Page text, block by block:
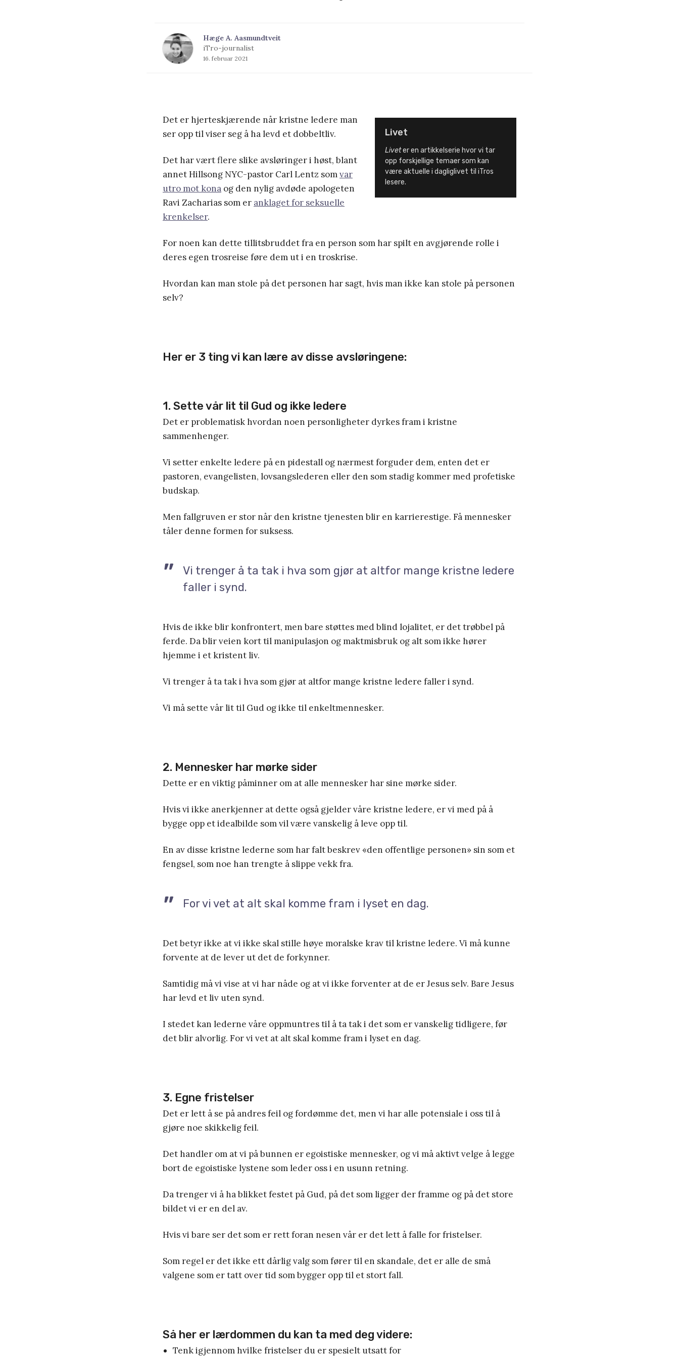
Hæge A. Aasmundtveit
iTro-journalist
16. februar 2021
Livet
Liveter en artikkelserie hvor vi tar
opp forskjellige temaer som kan
være aktuelle i dagliglivet til iTros
lesere.
Det er hjerteskjærende når kristne ledere man
ser opp til viser seg å ha levd et dobbeltliv.
Det har vært flere slike avsløringer i høst, blant
annet Hillsong NYC-pastor Carl Lentz somvar
utro mot kona og den nylig avdøde apologeten
Ravi Zacharias som er anklaget for seksuelle
krenkelser.
For noen kan dette tillitsbruddet fra en person som har spilt en avgjørende rolle i
deres egen trosreise føre dem ut i en troskrise.
Hvordan kan man stole på det personen har sagt, hvis man ikke kan stole på personen
selv?
Her er 3 ting vi kan lære av disse avsløringene:
1. Sette vår lit til Gud og ikke ledere
Det er problematisk hvordan noen personligheter dyrkes fram i kristne
sammenhenger.
Vi setter enkelte ledere på en pidestall og nærmest forguder dem, enten det er
pastoren, evangelisten, lovsangslederen eller den som stadig kommer med profetiske
budskap.
Men fallgruven er stor når den kristne tjenesten blir en karrierestige. Få mennesker
tåler denne formen for suksess.
Vi trenger å ta tak i hva som gjør at altfor mange kristne ledere
faller i synd.
Hvis de ikke blir konfrontert, men bare støttes med blind lojalitet, er det trøbbel på
ferde. Da blir veien kort til manipulasjon og maktmisbruk og alt som ikke hører
hjemme i et kristent liv.
Vi trenger å ta tak i hva som gjør at altfor mange kristne ledere faller i synd.
Vi må sette vår lit til Gud og ikke til enkeltmennesker.
2. Mennesker har mørke sider
Dette er en viktig påminner om at alle mennesker har sine mørke sider.
Hvis vi ikke anerkjenner at dette også gjelder våre kristne ledere, er vi med på å
bygge opp et idealbilde som vil være vanskelig å leve opp til.
En av disse kristne lederne som har falt beskrev «den offentlige personen» sin som et
fengsel, som noe han trengte å slippe vekk fra.
For vi vet at alt skal komme fram i lyset en dag.
Det betyr ikke at vi ikke skal stille høye moralske krav til kristne ledere. Vi må kunne
forvente at de lever ut det de forkynner.
Samtidig må vi vise at vi har nåde og at vi ikke forventer at de er Jesus selv. Bare Jesus
har levd et liv uten synd.
I stedet kan lederne våre oppmuntres til å ta tak i det som er vanskelig tidligere, før
det blir alvorlig. For vi vet at alt skal komme fram i lyset en dag.
3. Egne fristelser
Det er lett å se på andres feil og fordømme det, men vi har alle potensiale i oss til å
gjøre noe skikkelig feil.
Det handler om at vi på bunnen er egoistiske mennesker, og vi må aktivt velge å legge
bort de egoistiske lystene som leder oss i en usunn retning.
Da trenger vi å ha blikket festet på Gud, på det som ligger der framme og på det store
bildet vi er en del av.
Hvis vi bare ser det som er rett foran nesen vår er det lett å falle for fristelser.
Som regel er det ikke ett dårlig valg som fører til en skandale, det er alle de små
valgene som er tatt over tid som bygger opp til et stort fall.
Så her er lærdommen du kan ta med deg videre:
Tenk igjennom hvilke fristelser du er spesielt utsatt for